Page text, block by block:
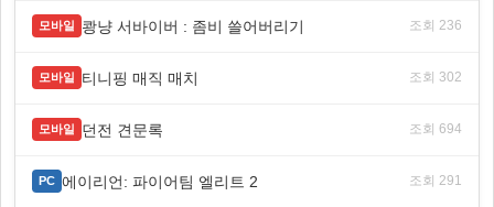
모바일 쾅냥 서바이버 : 좀비 쓸어버리기 조회 236
모바일 티니핑 매직 매치 조회 302
모바일 던전 견문록 조회 694
PC 에이리언: 파이어팀 엘리트 2 조회 291